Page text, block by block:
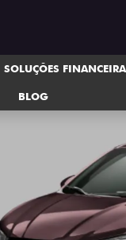
SOLUÇÕES
BLOG